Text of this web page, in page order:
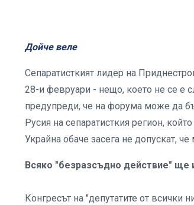
Дойче веле
Сепаратисткият лидер на
28-и февруари - нещо, което не се е
предупреди, че на форума може да
Русия на сепаратисткия регион,
Украйна обаче засега не допускат,
Всяко "безразсъдно действие" ще
Конгресът на "депутатите от